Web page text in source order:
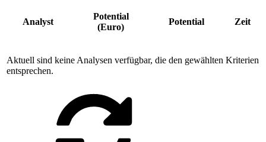
Analyst
Potential
(Euro)
Potential Zeit
Aktuell sind keine Analysen verfügbar, die den gewählten Kriterien
entsprechen.